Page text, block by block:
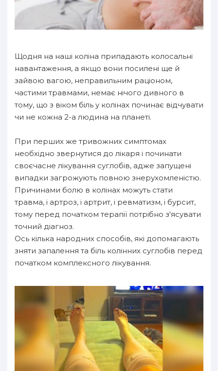
Щодня на наші коліна припадають колосальні
навантаження, а якщо вони посилені ще й
зайвою вагою, неправильним раціоном,
частими травмами, немає нічого дивного в
тому, що з віком біль у колінах починає відчувати
чи не кожна 2-а людина на планеті.
При перших же тривожних симптомах
необхідно звернутися до лікаря і починати
своєчасне лікування суглобів, адже запущені
випадки загрожують повною знерухомленістю.
Причинами болю в колінах можуть стати
травма, і артроз, і артрит, і ревматизм, і бурсит,
тому перед початком терапії потрібно з'ясувати
точний діагноз.
Ось кілька народних способів, які допомагають
зняти запалення та біль колінних суглобів перед
початком комплексного лікування.